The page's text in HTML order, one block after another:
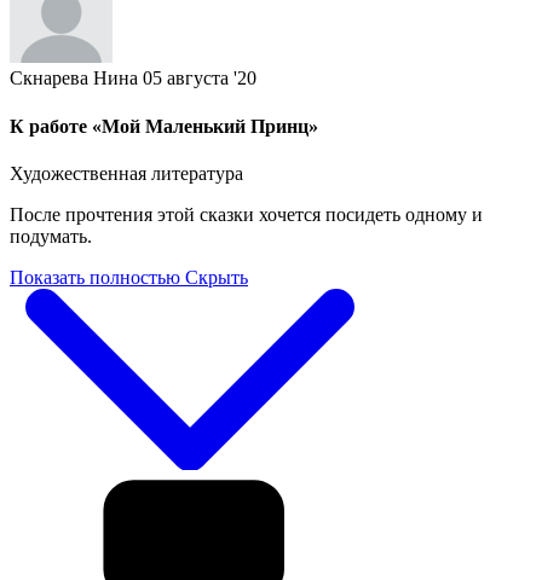
Скнарева Нина 05 августа '20
К работе «Мой Маленький Принц»
Художественная литература
После прочтения этой сказки хочется посидеть одному и
подумать.
Показать полностью Скрыть